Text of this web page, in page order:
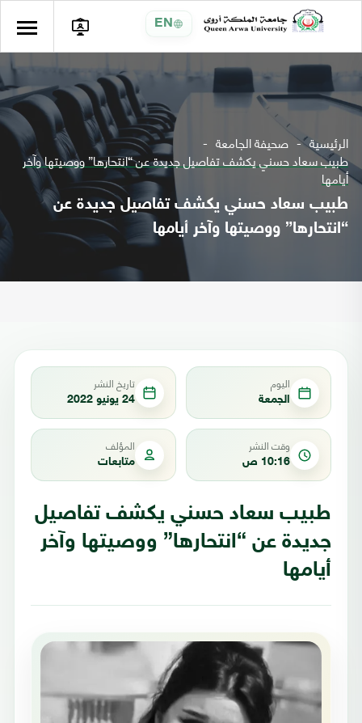
EN
الرئيسية صحيفة الجامعة
طبيب سعاد حسني يكشف تفاصيل جديدة عن “انتحارها” ووصيتها وآخر
أيامها
طبيب سعاد حسني يكشف تفاصيل جديدة عن
“انتحارها” ووصيتها وآخر أيامها
اليوم
الجمعة
تاريخ النشر
24 يونيو 2022
وقت النشر
10:16 ص
المؤلف
متابعات
طبيب سعاد حسني يكشف تفاصيل
جديدة عن “انتحارها” ووصيتها وآخر
أيامها